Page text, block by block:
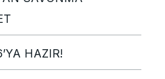
HAZIR!